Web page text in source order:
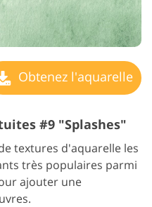
Obtenez l'aquarelle
#9 "Splashes"
textures d'aquarelle les
très populaires parmi
ajouter une